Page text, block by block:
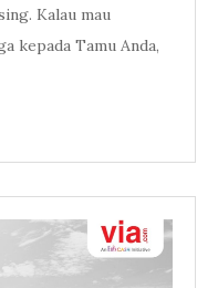
Kalau mau
kepada Tamu Anda,